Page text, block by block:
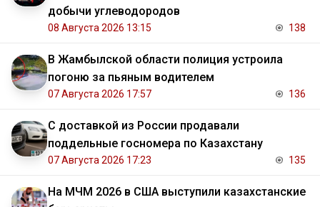
добычи углеводородов
08 Августа 2026 13:15 138
В Жамбылской области полиция устроила
погоню за пьяным водителем
07 Августа 2026 17:57 136
С доставкой из России продавали
поддельные госномера по Казахстану
07 Августа 2026 17:23 135
На МЧМ 2026 в США выступили казахстанские